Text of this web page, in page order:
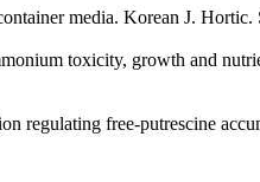
media. Korean J.
toxicity, growth and
regulating free-putrescine